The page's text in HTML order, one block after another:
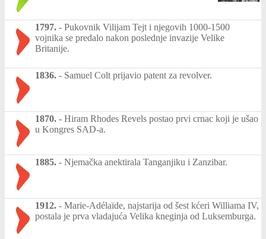
1797. - Pukovnik Vilijam Tejt i njegovih 1000-1500
vojnika se predalo nakon poslednje invazije Velike
Britanije.
1836. - Samuel Colt prijavio patent za revolver.
1870. - Hiram Rhodes Revels postao prvi crnac koji je ušao
u Kongres SAD-a.
1885. - Njemačka anektirala Tanganjiku i Zanzibar.
1912. - Marie-Adélaïde, najstarija od šest kćeri Williama IV,
postala je prva vladajuća Velika kneginja od Luksemburga.